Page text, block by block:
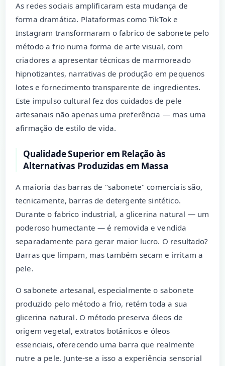
As redes sociais amplificaram esta mudança de
forma dramática. Plataformas como TikTok e
Instagram transformaram o fabrico de sabonete pelo
método a frio numa forma de arte visual, com
criadores a apresentar técnicas de marmoreado
hipnotizantes, narrativas de produção em pequenos
lotes e fornecimento transparente de ingredientes.
Este impulso cultural fez dos cuidados de pele
artesanais não apenas uma preferência — mas uma
afirmação de estilo de vida.
Qualidade Superior em Relação às
Alternativas Produzidas em Massa
A maioria das barras de "sabonete" comerciais são,
tecnicamente, barras de detergente sintético.
Durante o fabrico industrial, a glicerina natural — um
poderoso humectante — é removida e vendida
separadamente para gerar maior lucro. O resultado?
Barras que limpam, mas também secam e irritam a
pele.
O sabonete artesanal, especialmente o sabonete
produzido pelo método a frio, retém toda a sua
glicerina natural. O método preserva óleos de
origem vegetal, extratos botânicos e óleos
essenciais, oferecendo uma barra que realmente
nutre a pele. Junte-se a isso a experiência sensorial